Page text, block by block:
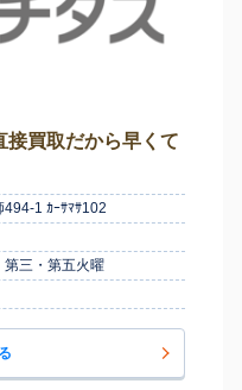
接買取だから早くて
1 ｶｰｻﾏｻ102
第三・第五火曜